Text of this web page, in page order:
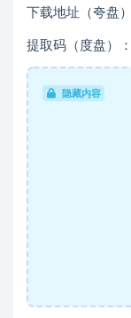
下载地址（夸盘
提取码（度盘）：
隐藏内容